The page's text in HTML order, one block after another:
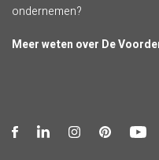
ondernemen?
Meer weten over De